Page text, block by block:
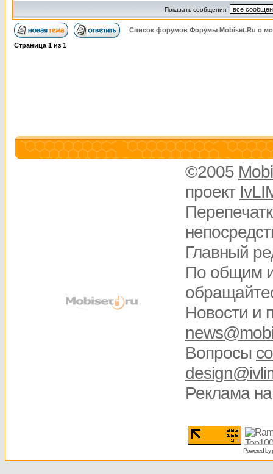
Показать сообщения:
Список форумов Форумы Mobiset.Ru о
Страница 1 из 1
©2005
проект
Главный
По общим
Новости и
Вопросы
Реклама
Powered by